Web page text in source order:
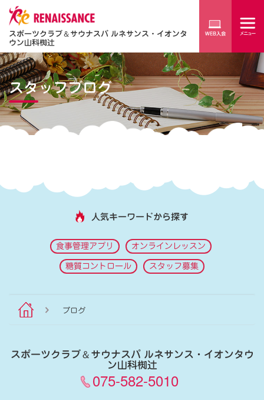
スポーツクラブ＆サウナスパ ルネサンス・イオンタ
ウン山科椥辻
スタッフブログ
人気キーワードから探す
食事管理アプリ オンラインレッスン
糖質コントロール スタッフ募集
ブログ
スポーツクラブ＆サウナスパ ルネサンス・イオンタウ
ン山科椥辻
075-582-5010